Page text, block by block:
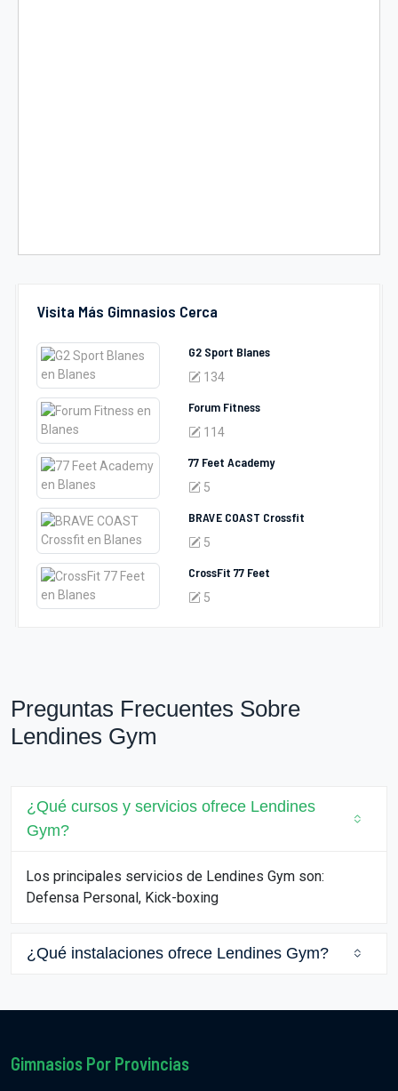
Visita Más Gimnasios Cerca
G2 Sport Blanes
134
Forum Fitness
114
77 Feet Academy
5
BRAVE COAST Crossfit
5
CrossFit 77 Feet
5
Preguntas Frecuentes Sobre
Lendines Gym
¿Qué cursos y servicios ofrece Lendines
Gym?
Los principales servicios de Lendines Gym son:
Defensa Personal, Kick-boxing
¿Qué instalaciones ofrece Lendines Gym?
Gimnasios Por Provincias